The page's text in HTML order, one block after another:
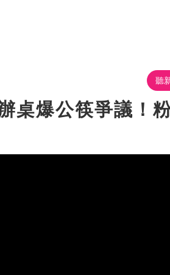
聽
桌爆公筷爭議！